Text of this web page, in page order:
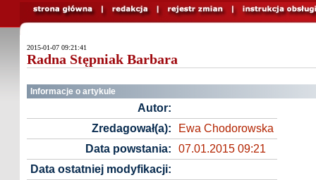
2015-01-07 09:21:41
Radna Stępniak Barbara
Informacje o artykule
Autor:
Zredagował(a):
Ewa Chodorowska
Data powstania:
07.01.2015 09:21
Data ostatniej modyfikacji: